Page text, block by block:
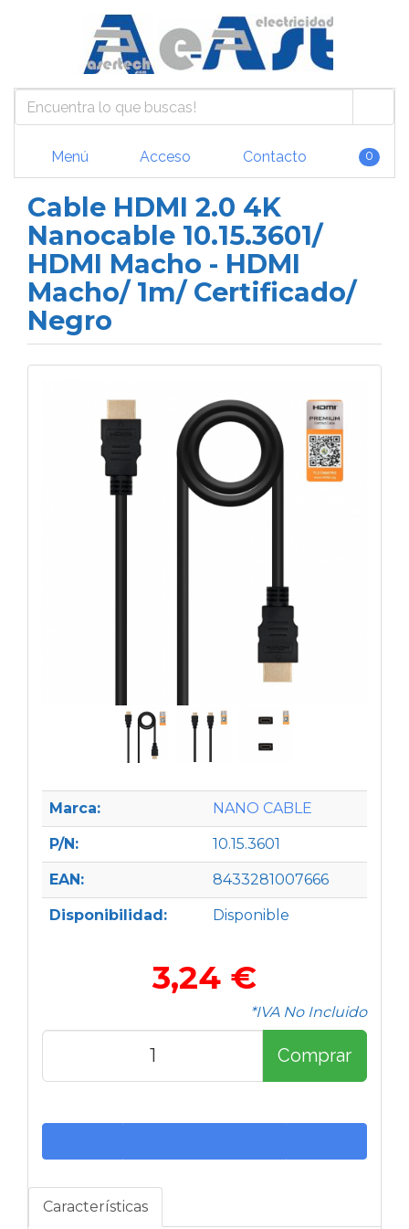
Menú Acceso Contacto 0
Cable HDMI 2.0 4K
Nanocable 10.15.3601/
HDMI Macho - HDMI
Macho/ 1m/ Certificado/
Negro
Marca: NANO CABLE
P/N: 10.15.3601
EAN: 8433281007666
Disponibilidad: Disponible
3,24 €
*IVA No Incluido
Comprar
Características